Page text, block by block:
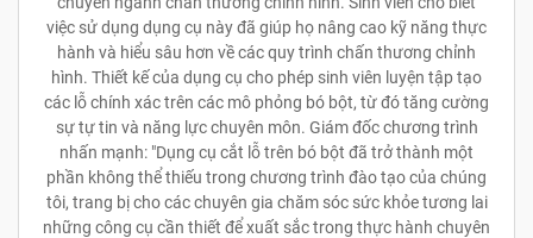
việc sử dụng dụng cụ này đã giúp họ nâng cao kỹ năng thực
hành và hiểu sâu hơn về các quy trình chấn thương chỉnh
hình. Thiết kế của dụng cụ cho phép sinh viên luyện tập tạo
các lỗ chính xác trên các mô phỏng bó bột, từ đó tăng cường
sự tự tin và năng lực chuyên môn. Giám đốc chương trình
nhấn mạnh: "Dụng cụ cắt lỗ trên bó bột đã trở thành một
phần không thể thiếu trong chương trình đào tạo của chúng
tôi, trang bị cho các chuyên gia chăm sóc sức khỏe tương lai
những công cụ cần thiết để xuất sắc trong thực hành chuyên